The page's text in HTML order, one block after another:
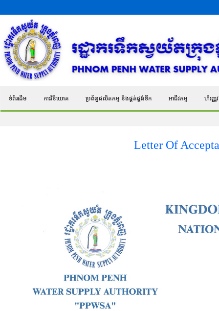
ទំព័រដើម ការវិនិយោគ ប្រព័ន្ធផលិតកម្ម និងផ្គត់ផ្គង់ទឹក អាជីវកម្ម ហិរញ្ញវ
Letter Of